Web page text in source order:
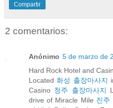
Compartir
2 comentarios:
Anónimo 5 de marzo de
Hard Rock Hotel and
Located 화성 출장마사지
Casino 청주 출장마사지
drive of Miracle Mile 진주